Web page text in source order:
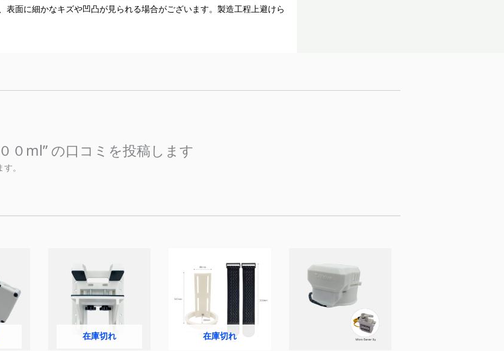
面に細かなキズや凹凸が見られる場合がございます。製造工程上避けら
０ml” の口コミを投稿します
。
在庫切れ 在庫切れ